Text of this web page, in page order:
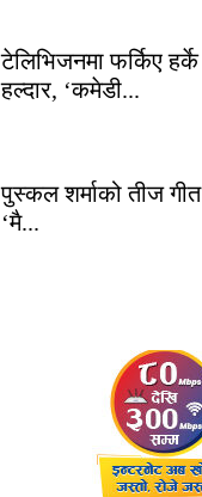
टेलिभिजनमा फर्किए हर्के
हल्दार, ‘कमेडी...
पुस्कल शर्माको तीज गीत
‘मै...